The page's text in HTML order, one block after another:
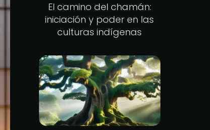
El camino del chamán:
iniciación y poder en las
culturas indígenas